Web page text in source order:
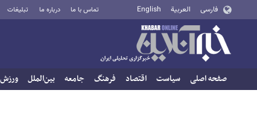
فارسی العربية English تماس با ما درباره ما تبلیغات
صفحه اصلی سیاست اقتصاد فرهنگ جامعه بین‌الملل ورزش